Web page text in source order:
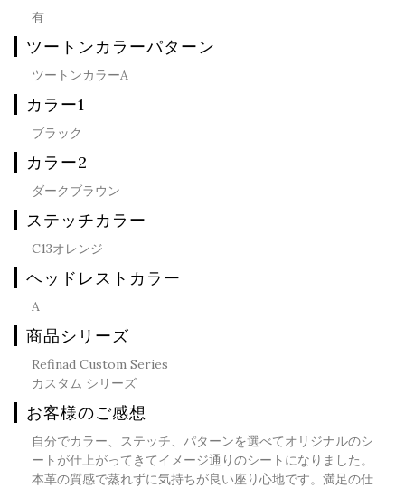
有
ツートンカラーパターン
ツートンカラーA
カラー1
ブラック
カラー2
ダークブラウン
ステッチカラー
C13オレンジ
ヘッドレストカラー
A
商品シリーズ
Refinad Custom Series
カスタム シリーズ
お客様のご感想
自分でカラー、ステッチ、パターンを選べてオリジナルのシ
ートが仕上がってきてイメージ通りのシートになりました。
本革の質感で蒸れずに気持ちが良い座り心地です。満足の仕